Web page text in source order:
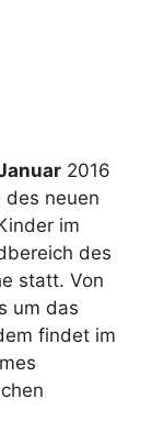
2016
des neuen
im
des
statt. Von
um das
findet im